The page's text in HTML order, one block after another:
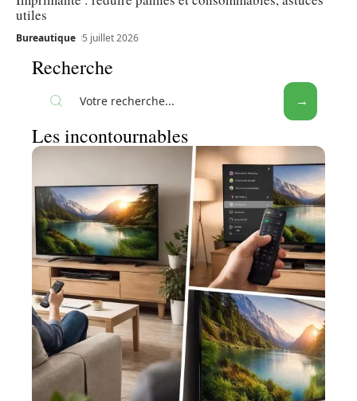
utiles
Bureautique 5 juillet 2026
Recherche
Les incontournables